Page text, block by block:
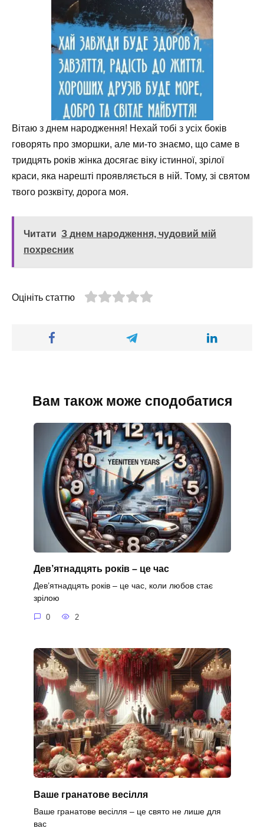
Вітаю з днем народження! Нехай тобі з усіх боків
говорять про зморшки, але ми-то знаємо, що саме в
тридцять років жінка досягає віку істинної, зрілої
краси, яка нарешті проявляється в ній. Тому, зі святом
твого розквіту, дорога моя.
Читати З днем народження, чудовий мій
похресник
Оцініть статтю
Вам також може сподобатися
Дев’ятнадцять років – це час
Дев’ятнадцять років – це час, коли любов стає
зрілою
0 2
Ваше гранатове весілля
Ваше гранатове весілля – це свято не лише для
вас